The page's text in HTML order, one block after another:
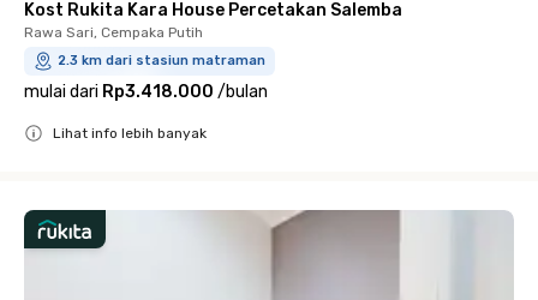
Kost Rukita Kara House Percetakan Salemba
Rawa Sari, Cempaka Putih
2.3 km dari stasiun matraman
mulai dari Rp3.418.000 /bulan
Lihat info lebih banyak